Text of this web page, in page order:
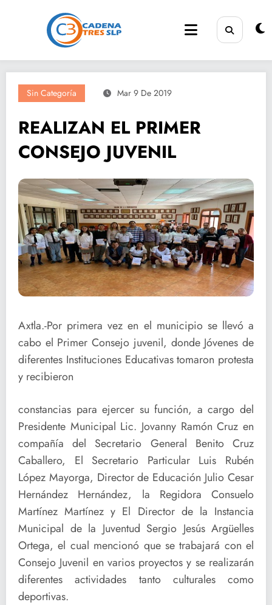
Sin Categoría Mar 9 De 2019
REALIZAN EL PRIMER
CONSEJO JUVENIL
Axtla.-Por primera vez en el municipio se llevó a
cabo el Primer Consejo juvenil, donde Jóvenes de
diferentes Instituciones Educativas tomaron protesta
y recibieron
constancias para ejercer su función, a cargo del
Presidente Municipal Lic. Jovanny Ramón Cruz en
compañía del Secretario General Benito Cruz
Caballero, El Secretario Particular Luis Rubén
López Mayorga, Director de Educación Julio Cesar
Hernández Hernández, la Regidora Consuelo
Martínez Martínez y El Director de la Instancia
Municipal de la Juventud Sergio Jesús Argüelles
Ortega, el cual mencionó que se trabajará con el
Consejo Juvenil en varios proyectos y se realizarán
diferentes actividades tanto culturales como
deportivas.